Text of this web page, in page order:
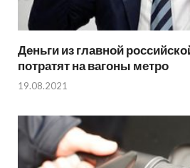
Деньги из главной
потратят на вагоны метро
19.08.2021